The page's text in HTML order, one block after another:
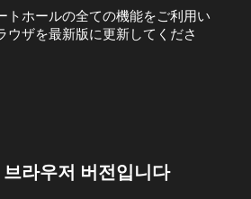
トホールの全ての機能をご利用い
ウザを最新版に更新してくださ
라우저 버전입니다